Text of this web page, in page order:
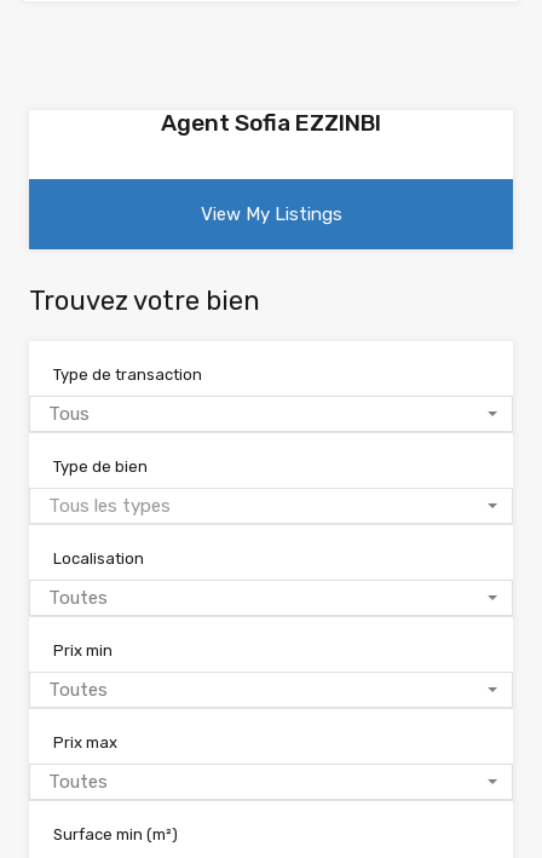
Agent Sofia EZZINBI
View My Listings
Trouvez votre bien
Type de transaction
Tous
Type de bien
Tous les types
Localisation
Toutes
Prix min
Toutes
Prix max
Toutes
Surface min (m²)